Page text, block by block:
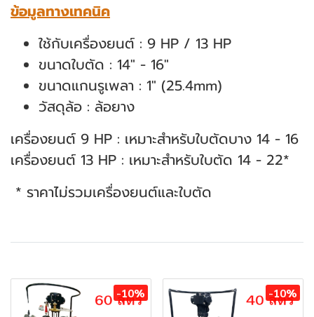
ข้อมูลทางเทคนิค
ใช้กับเครื่องยนต์ : 9 HP / 13 HP
ขนาดใบตัด : 14" - 16"
ขนาดแกนรูเพลา : 1" (25.4mm)
วัสดุล้อ : ล้อยาง
เครื่องยนต์ 9 HP : เหมาะสําหรับใบตัดบาง 14 - 16
เครื่องยนต์ 13 HP : เหมาะสําหรับใบตัด 14 - 22*
* ราคาไม่รวมเครื่องยนต์และใบตัด
-10% -10%